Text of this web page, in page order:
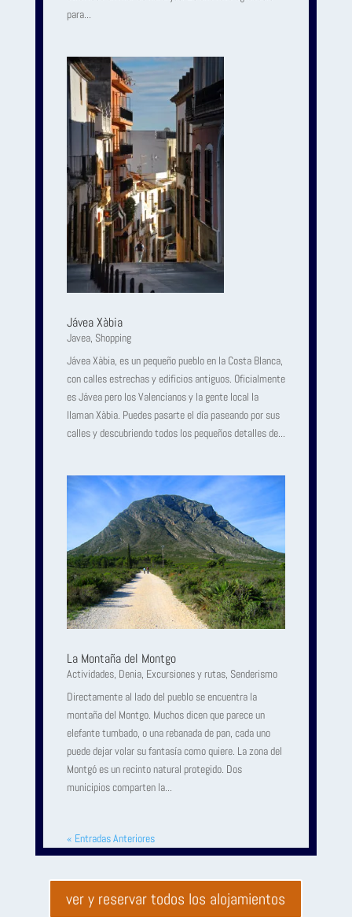
para...
Jávea Xàbia
Javea, Shopping
Jávea Xàbia, es un pequeño pueblo en la Costa Blanca,
con calles estrechas y edificios antiguos. Oficialmente
es Jávea pero los Valencianos y la gente local la
llaman Xàbia. Puedes pasarte el día paseando por sus
calles y descubriendo todos los pequeños detalles de...
La Montaña del Montgo
Actividades, Denia, Excursiones y rutas, Senderismo
Directamente al lado del pueblo se encuentra la
montaña del Montgo. Muchos dicen que parece un
elefante tumbado, o una rebanada de pan, cada uno
puede dejar volar su fantasía como quiere. La zona del
Montgó es un recinto natural protegido. Dos
municipios comparten la...
« Entradas Anteriores
ver y reservar todos los alojamientos